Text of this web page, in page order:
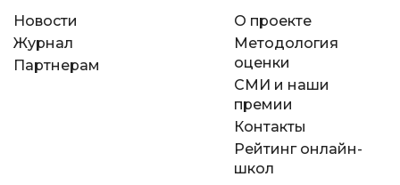
Новости
Журнал
Партнерам
О проекте
Методология
оценки
СМИ и наши
премии
Контакты
Рейтинг онлайн-
школ
Акции и промокоды